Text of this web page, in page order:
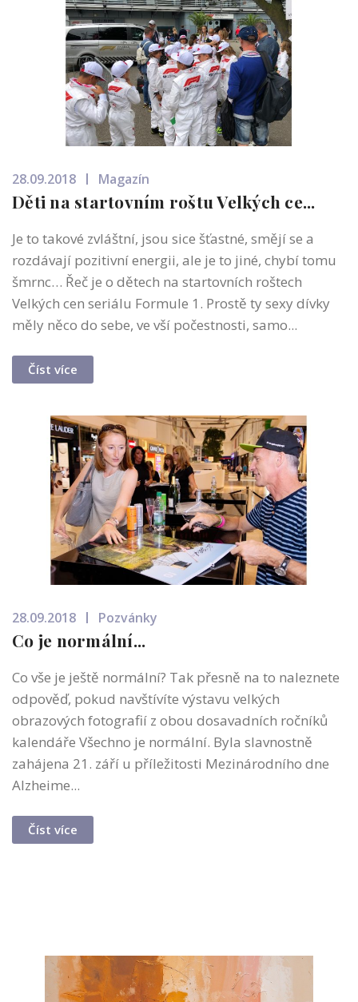
28.09.2018 Magazín
Děti na startovním roštu Velkých ce...
Je to takové zvláštní, jsou sice šťastné, smějí se a
rozdávají pozitivní energii, ale je to jiné, chybí tomu
šmrnc… Řeč je o dětech na startovních roštech
Velkých cen seriálu Formule 1. Prostě ty sexy dívky
měly něco do sebe, ve vší počestnosti, samo...
Číst více
28.09.2018 Pozvánky
Co je normální...
Co vše je ještě normální? Tak přesně na to naleznete
odpověď, pokud navštívíte výstavu velkých
obrazových fotografií z obou dosavadních ročníků
kalendáře Všechno je normální. Byla slavnostně
zahájena 21. září u příležitosti Mezinárodního dne
Alzheime...
Číst více